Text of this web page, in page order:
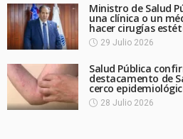
Ministro de Salud
una clínica o un
hacer cirugías
29 Julio 2026
Salud Pública
destacamento de
cerco
28 Julio 2026